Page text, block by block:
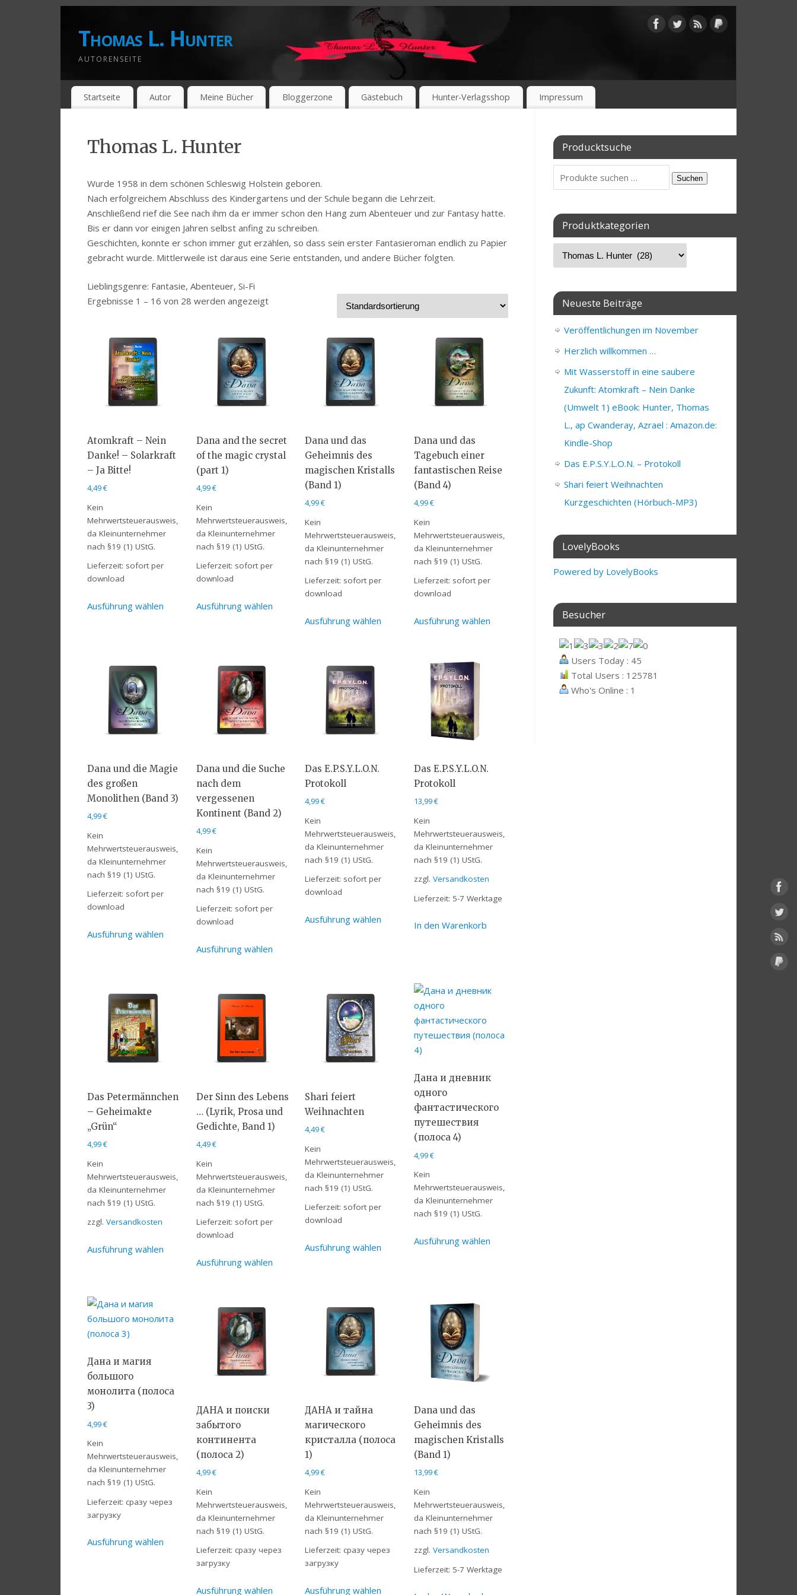
Thomas L. Hunter
AUTORENSEITE
Startseite Autor Meine Bücher Bloggerzone Gästebuch Hunter-Verlagsshop Impressum
Thomas L. Hunter
Wurde 1958 in dem schönen Schleswig Holstein geboren.
Nach erfolgreichem Abschluss des Kindergartens und der Schule begann die Lehrzeit.
Anschließend rief die See nach ihm da er immer schon den Hang zum Abenteuer und zur Fantasy hatte.
Bis er dann vor einigen Jahren selbst anfing zu schreiben.
Geschichten, konnte er schon immer gut erzählen, so dass sein erster Fantasieroman endlich zu Papier
gebracht wurde. Mittlerweile ist daraus eine Serie entstanden, und andere Bücher folgten.
Lieblingsgenre: Fantasie, Abenteuer, Si-Fi
Ergebnisse 1 – 16 von 28 werden angezeigt
Atomkraft – Nein
Danke! – Solarkraft
– Ja Bitte!
4,49€
Kein
Mehrwertsteuerausweis,
da Kleinunternehmer
nach §19 (1) UStG.
Lieferzeit: sofort per
download
Ausführung wählen
Dana and the secret
of the magic crystal
(part 1)
4,99€
Kein
Mehrwertsteuerausweis,
da Kleinunternehmer
nach §19 (1) UStG.
Lieferzeit: sofort per
download
Ausführung wählen
Dana und das
Geheimnis des
magischen Kristalls
(Band 1)
4,99€
Kein
Mehrwertsteuerausweis,
da Kleinunternehmer
nach §19 (1) UStG.
Lieferzeit: sofort per
download
Ausführung wählen
Dana und das
Tagebuch einer
fantastischen Reise
(Band 4)
4,99€
Kein
Mehrwertsteuerausweis,
da Kleinunternehmer
nach §19 (1) UStG.
Lieferzeit: sofort per
download
Ausführung wählen
Dana und die Magie
des großen
Monolithen (Band 3)
4,99€
Kein
Mehrwertsteuerausweis,
da Kleinunternehmer
nach §19 (1) UStG.
Lieferzeit: sofort per
download
Ausführung wählen
Dana und die Suche
nach dem
vergessenen
Kontinent (Band 2)
4,99€
Kein
Mehrwertsteuerausweis,
da Kleinunternehmer
nach §19 (1) UStG.
Lieferzeit: sofort per
download
Ausführung wählen
Das E.P.S.Y.L.O.N.
Protokoll
4,99€
Kein
Mehrwertsteuerausweis,
da Kleinunternehmer
nach §19 (1) UStG.
Lieferzeit: sofort per
download
Ausführung wählen
Das E.P.S.Y.L.O.N.
Protokoll
13,99€
Kein
Mehrwertsteuerausweis,
da Kleinunternehmer
nach §19 (1) UStG.
zzgl. Versandkosten
Lieferzeit: 5-7 Werktage
In den Warenkorb
Das Petermännchen
– Geheimakte
„Grün“
4,99€
Kein
Mehrwertsteuerausweis,
da Kleinunternehmer
nach §19 (1) UStG.
zzgl. Versandkosten
Ausführung wählen
Der Sinn des Lebens
… (Lyrik, Prosa und
Gedichte, Band 1)
4,49€
Kein
Mehrwertsteuerausweis,
da Kleinunternehmer
nach §19 (1) UStG.
Lieferzeit: sofort per
download
Ausführung wählen
Shari feiert
Weihnachten
4,49€
Kein
Mehrwertsteuerausweis,
da Kleinunternehmer
nach §19 (1) UStG.
Lieferzeit: sofort per
download
Ausführung wählen
Дана и дневник
одного
фантастического
путешествия
(полоса 4)
4,99€
Kein
Mehrwertsteuerausweis,
da Kleinunternehmer
nach §19 (1) UStG.
Ausführung wählen
Дана и магия
большого
монолита (полоса
3)
4,99€
Kein
Mehrwertsteuerausweis,
da Kleinunternehmer
nach §19 (1) UStG.
Lieferzeit: сразу через
загрузку
Ausführung wählen
ДАНА и поиски
забытого
континента
(полоса 2)
4,99€
Kein
Mehrwertsteuerausweis,
da Kleinunternehmer
nach §19 (1) UStG.
Lieferzeit: сразу через
загрузку
Ausführung wählen
ДАНА и тайна
магического
кристалла (полоса
1)
4,99€
Kein
Mehrwertsteuerausweis,
da Kleinunternehmer
nach §19 (1) UStG.
Lieferzeit: сразу через
загрузку
Ausführung wählen
Dana und das
Geheimnis des
magischen Kristalls
(Band 1)
13,99€
Kein
Mehrwertsteuerausweis,
da Kleinunternehmer
nach §19 (1) UStG.
zzgl. Versandkosten
Lieferzeit: 5-7 Werktage
Producktsuche
Suchen
Produktkategorien
Neueste Beiträge
Veröffentlichungen im November
Herzlich willkommen …
Mit Wasserstoff in eine saubere
Zukunft: Atomkraft – Nein Danke
(Umwelt 1) eBook: Hunter, Thomas
L., ap Cwanderay, Azrael : Amazon.de:
Kindle-Shop
Das E.P.S.Y.L.O.N. – Protokoll
Shari feiert Weihnachten
Kurzgeschichten (Hörbuch-MP3)
LovelyBooks
Powered by LovelyBooks
Besucher
Users Today : 45
Total Users : 125781
Who's Online : 1